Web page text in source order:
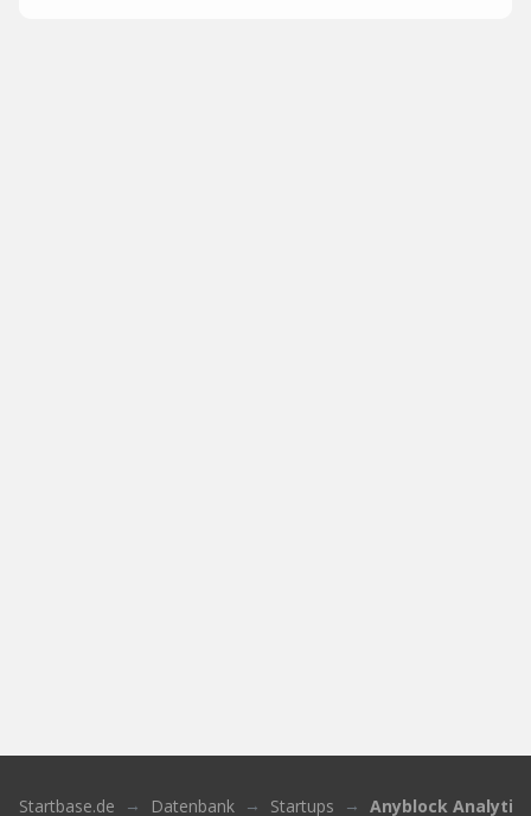
Startbase.de Datenbank Startups Anyblock Analytics